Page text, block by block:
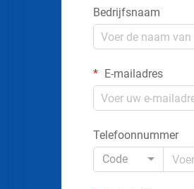
Bedrijfsnaam
E-mailadres
Telefoonnummer
Code